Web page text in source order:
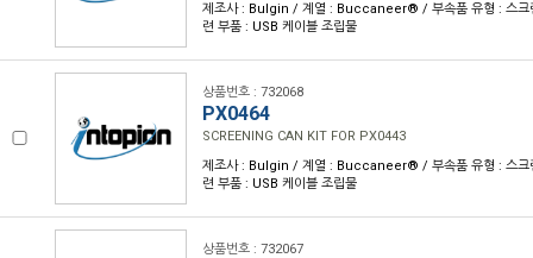
제조사 : Bulgin / 계열 : Buccaneer® / 부속품 유형 : 스크
련 부품 : USB 케이블 조립물
상품번호 : 732068
PX0464
SCREENING CAN KIT FOR PX0443
제조사 : Bulgin / 계열 : Buccaneer® / 부속품 유형 : 스크
련 부품 : USB 케이블 조립물
상품번호 : 732067